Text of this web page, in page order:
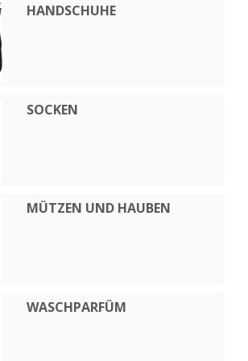
HANDSCHUHE
SOCKEN
MÜTZEN UND HAUBEN
WASCHPARFÜM